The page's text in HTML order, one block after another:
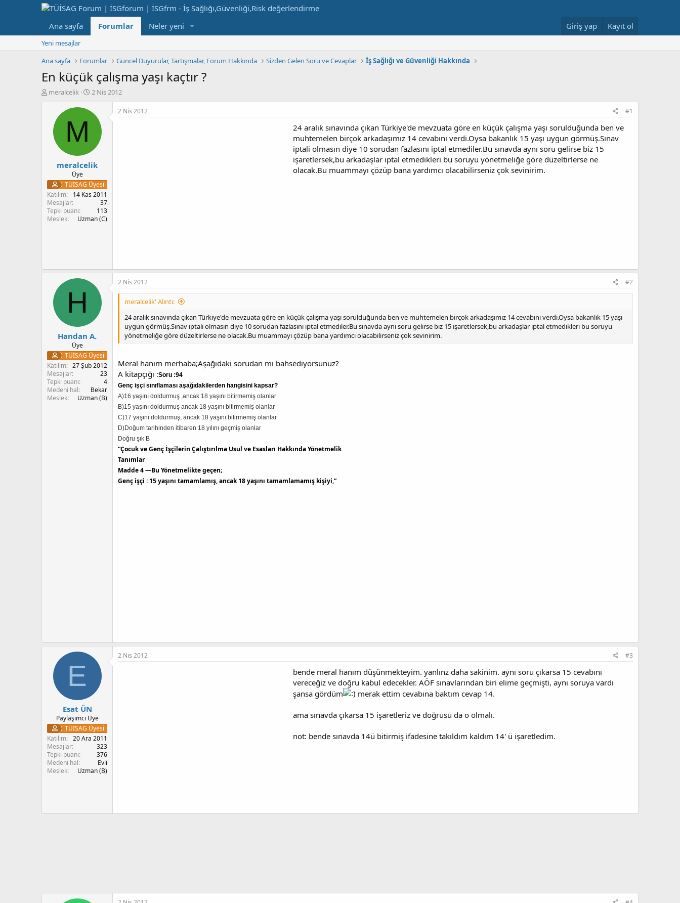
Ana sayfa Forumlar Neler yeni Giriş yap Kayıt ol
Yeni mesajlar
Ana sayfa
Forumlar Güncel Duyurular, Tartışmalar, Forum Hakkında Sizden Gelen Soru ve Cevaplar İş Sağlığı ve Güvenliği Hakkında
En küçük çalışma yaşı kaçtır ?
K
l
a
t
a
n
meralcelik
B
ş
g
ç
a
r
i
2 Nis 2012
M
meralcelik
Üye
TÜİSAG Üyesi
Katılım
14 Kas 2011
Mesajlar
37
Tepki puanı
113
Meslek
Uzman (C)
2 Nis 2012 #1
24 aralık sınavında çıkan Türkiye'de mevzuata göre en küçük çalışma yaşı sorulduğunda ben ve
muhtemelen birçok arkadaşımız 14 cevabını verdi.Oysa bakanlık 15 yaşı uygun görmüş.Sınav
iptali olmasın diye 10 sorudan fazlasını iptal etmediler.Bu sınavda aynı soru gelirse biz 15
işaretlersek,bu arkadaşlar iptal etmedikleri bu soruyu yönetmeliğe göre düzeltirlerse ne
olacak.Bu muammayı çözüp bana yardımcı olacabilirseniz çok sevinirim.
H
Handan A.
Üye
TÜİSAG Üyesi
Katılım
27 Şub 2012
Mesajlar
23
Tepki puanı
4
Medeni hal
Bekar
Meslek
Uzman (B)
2 Nis 2012 #2
meralcelik' Alıntı:
24 aralık sınavında çıkan Türkiye'de mevzuata göre en küçük çalışma yaşı sorulduğunda ben ve muhtemelen birçok arkadaşımız 14 cevabını verdi.Oysa bakanlık 15 yaşı
uygun görmüş.Sınav iptali olmasın diye 10 sorudan fazlasını iptal etmediler.Bu sınavda aynı soru gelirse biz 15 işaretlersek,bu arkadaşlar iptal etmedikleri bu soruyu
yönetmeliğe göre düzeltirlerse ne olacak.Bu muammayı çözüp bana yardımcı olacabilirseniz çok sevinirim.
Meral hanım merhaba;Aşağıdaki sorudan mı bahsediyorsunuz?
A kitapçığı :Soru :94
Genç işçi sınıflaması aşağıdakilerden hangisini kapsar?
A)16 yaşını doldurmuş ,ancak 18 yaşını bitirmemiş olanlar
B)15 yaşını doldurmuş ancak 18 yaşını bitirmemiş olanlar
C)17 yaşını doldurmuş, ancak 18 yaşını bitirmemiş olanlar
D)Doğum tarihinden itibaren 18 yılını geçmiş olanlar
Doğru şık B
“Çocuk ve Genç İşçilerin Çalıştırılma Usul ve Esasları Hakkında Yönetmelik
Tanımlar
Madde 4 —Bu Yönetmelikte geçen;
Genç işçi : 15 yaşını tamamlamış, ancak 18 yaşını tamamlamamış kişiyi,”
E
Esat ÜN
Paylaşımcı Üye
TÜİSAG Üyesi
Katılım
20 Ara 2011
Mesajlar
323
Tepki puanı
376
Medeni hal
Evli
Meslek
Uzman (B)
2 Nis 2012 #3
bende meral hanım düşünmekteyim. yanlınz daha sakinim. aynı soru çıkarsa 15 cevabını
vereceğiz ve doğru kabul edecekler. AÖF sınavlarından biri elime geçmişti, aynı soruya vardı
şansa gördüm
merak ettim cevabına baktım cevap 14.
ama sınavda çıkarsa 15 işaretleriz ve doğrusu da o olmalı.
not: bende sınavda 14ü bitirmiş ifadesine takıldım kaldım 14' ü işaretledim.